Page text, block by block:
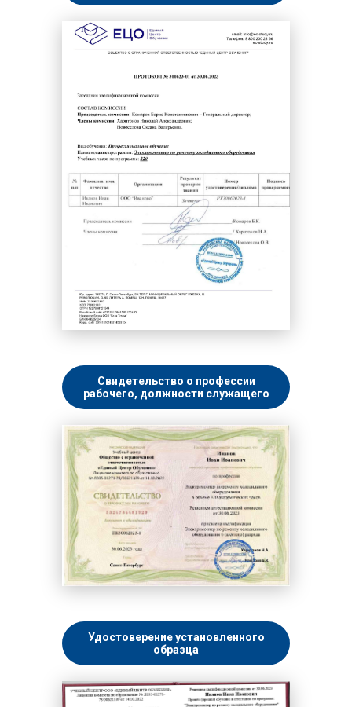
Свидетельство о профессии
рабочего, должности служащего
Удостоверение установленного
образца